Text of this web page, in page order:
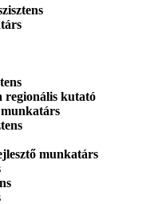
regionális kutató
munkatárs